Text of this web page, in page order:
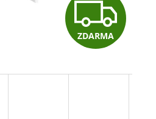
Z
D
ZDARMA